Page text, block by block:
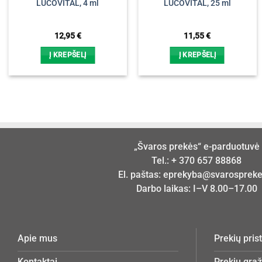
LUCOVITAL, 4 ml
12,95€
Į KREPŠELĮ
LUCOVITAL, 25 ml
11,55€
Į KREPŠELĮ
„Švaros prekės“ e-parduotuvė
Tel.: + 370 657 88868
El. paštas:
Darbo laikas: I–V 8.00–17.00
Apie mus Prekių